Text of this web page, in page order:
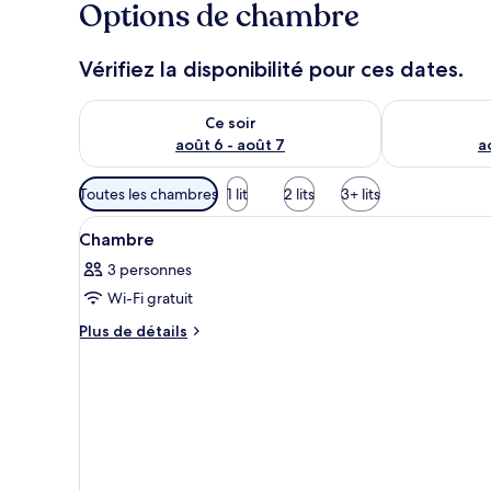
Options de chambre
Vérifiez la disponibilité pour ces dates.
Ce soir
août 6 - août 7
Vérifier la disponibilité pour ce soir août 6 - août 7
Vérifier la
Filtres
disponibles
pour
chambres
Toutes les chambres 1 lit 2 lits 3+ lits
Afficher
toutes
les
photos
pour
Une chambre d’hôtel avec
12
Chambre
3 personnes
Wi-Fi gratuit
Plus de détails
Plus